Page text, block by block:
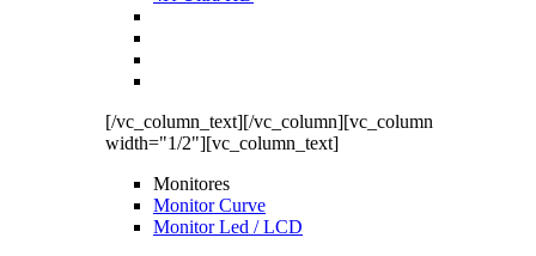
[/vc_column_text][/vc_column][vc_column
width="1/2"][vc_column_text]
Monitores
Monitor Curve
Monitor Led / LCD